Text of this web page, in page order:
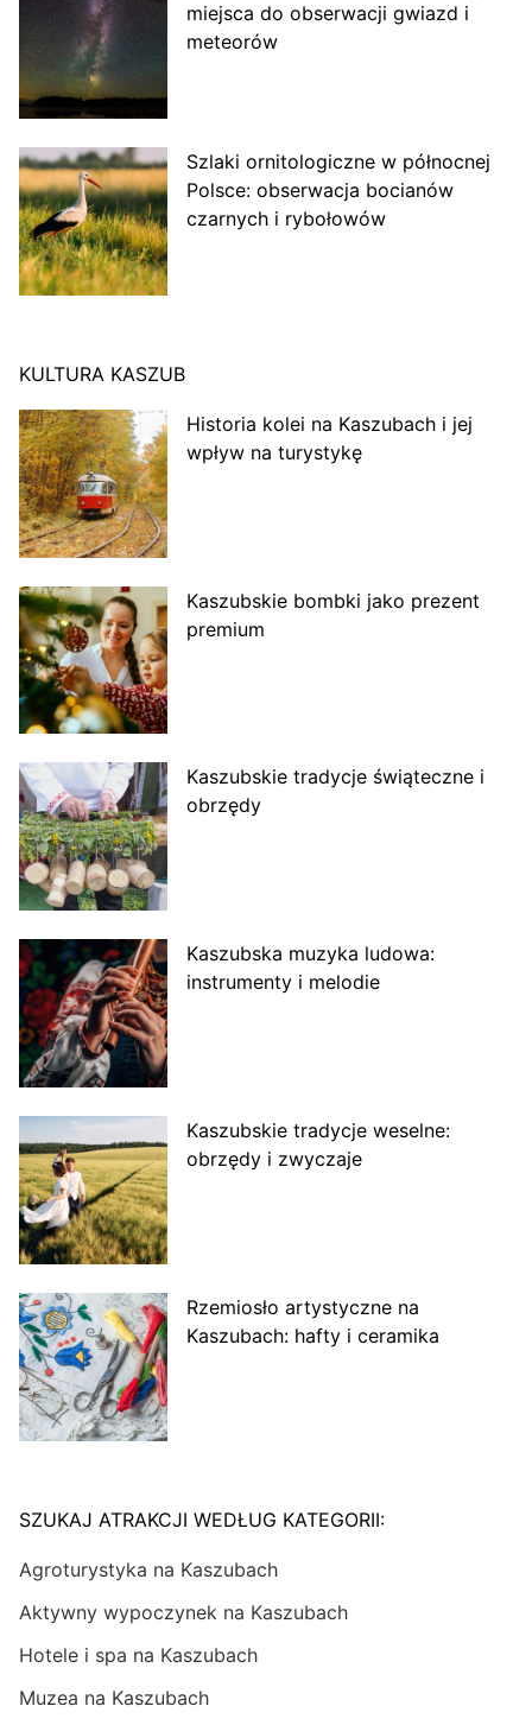
miejsca do obserwacji gwiazd i
meteorów
Szlaki ornitologiczne w północnej
Polsce: obserwacja bocianów
czarnych i rybołowów
KULTURA KASZUB
Historia kolei na Kaszubach i jej
wpływ na turystykę
Kaszubskie bombki jako prezent
premium
Kaszubskie tradycje świąteczne i
obrzędy
Kaszubska muzyka ludowa:
instrumenty i melodie
Kaszubskie tradycje weselne:
obrzędy i zwyczaje
Rzemiosło artystyczne na
Kaszubach: hafty i ceramika
SZUKAJ ATRAKCJI WEDŁUG KATEGORII:
Agroturystyka na Kaszubach
Aktywny wypoczynek na Kaszubach
Hotele i spa na Kaszubach
Muzea na Kaszubach